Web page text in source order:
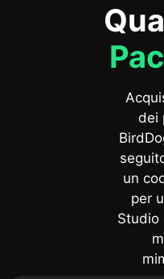
dei
un
per
Studio